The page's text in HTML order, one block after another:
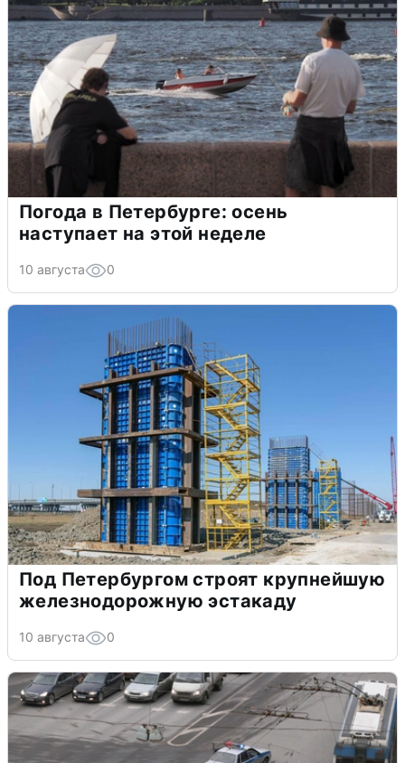
Погода в Петербурге: осень
наступает на этой неделе
10 августа 0
Под Петербургом строят крупнейшую
железнодорожную эстакаду
10 августа 0